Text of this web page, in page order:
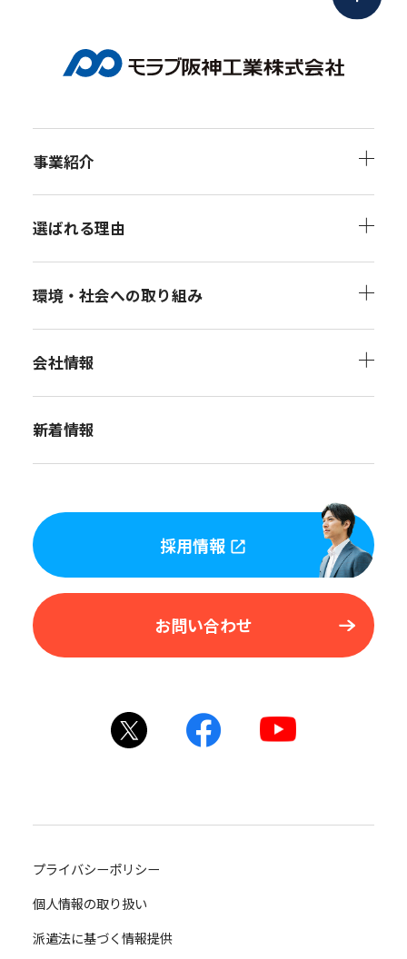
事業紹介
選ばれる理由
環境・社会への取り組み
会社情報
新着情報
採用情報
お問い合わせ
プライバシーポリシー
個人情報の取り扱い
派遣法に基づく情報提供